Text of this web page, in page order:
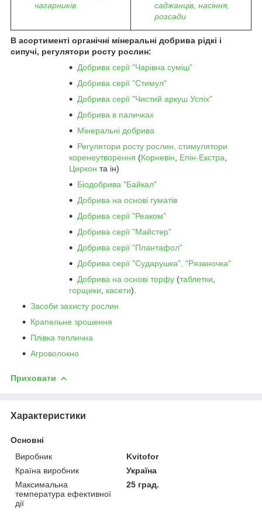
чагарників
саджанців, насіння,
розсади
В асортименті органічні мінеральні добрива рідкі і
сипучі, регулятори росту рослин:
Добрива серії "Чарівна суміш"
Добрива серії "Стимул"
Добрива серії "Чистий аркуш Успіх"
Добрива в паличках
Мінеральні добрива
Регулятори росту рослин, стимулятори
коренеутворення (Корневін Епін-Екстра
Циркон та ін)
Біодобрива "Байкал"
Добрива на основі гуматів
Добрива серії "Реаком"
Добрива серії "Майстер"
Добрива серії "Плантафол"
Добрива серії "Сударушка", "Рязаночка"
Добрива на основі торфу (таблетки
горщики
касети).
Засоби захисту рослин
Крапельне зрошення
Плівка теплична
Агроволокно
Приховати
Характеристики
Основні
Виробник
Kvitofor
Країна виробник
Україна
Максимальна
температура ефективної
дії
25 град.